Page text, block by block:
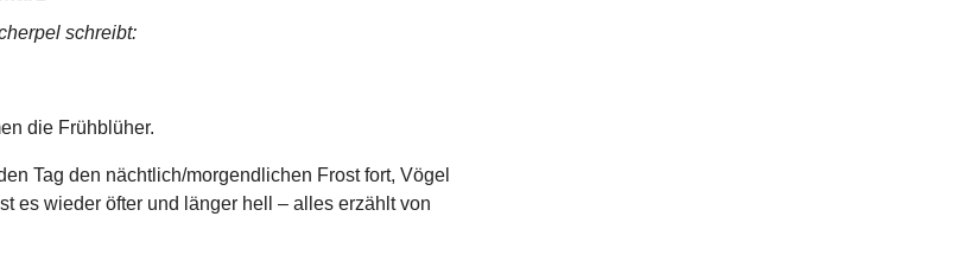
schreibt:
die Frühblüher.
Tag den nächtlich/morgendlichen Frost fort, Vögel
es wieder öfter und länger hell – alles erzählt von